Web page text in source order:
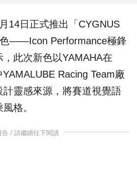
14日正式推出「 CYGNUS
色——Icon Performance極鋒
，此次新色以YAMAHA在
Racing Team廠
計靈感來源，將賽道視覺語
格。
告 / 請繼續往下閱讀